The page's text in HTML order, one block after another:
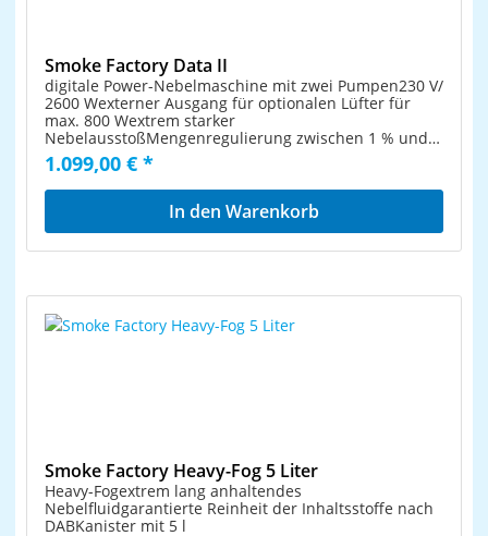
Smoke Factory Data II
digitale Power-Nebelmaschine mit zwei Pumpen230 V/
2600 Wexterner Ausgang für optionalen Lüfter für
max. 800 Wextrem starker
NebelausstoßMengenregulierung zwischen 1 % und
99 %DMX, Timer und Schlauchblende
serienmäßigDauernebel bei reduziertem Ausstoß
1.099,00 € *
In den Warenkorb
Smoke Factory Heavy-Fog 5 Liter
Heavy-Fogextrem lang anhaltendes
Nebelfluidgarantierte Reinheit der Inhaltsstoffe nach
DABKanister mit 5 l